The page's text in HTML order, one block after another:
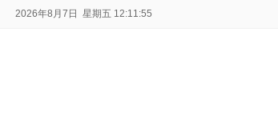
2026年8月7日 星期五 12:11:56